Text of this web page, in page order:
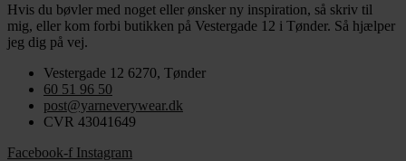
Hvis du bøvler med noget eller ønsker ny inspiration, så skriv til
mig, eller kom forbi butikken på Vestergade 12 i Tønder. Så hjælper
jeg dig på vej.
Vestergade 12 6270, Tønder
60 51 96 50
post@yarneverywear.dk
CVR 43041649
Facebook-f Instagram